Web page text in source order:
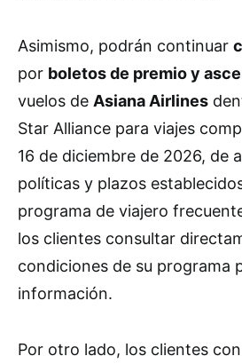
Asimismo, podrán continuar
por boletos de premio y
vuelos de Asiana Airlines
Star Alliance para viajes
16 de diciembre de 2026, de
políticas y plazos
programa de viajero
los clientes consultar
condiciones de su programa
información.
Por otro lado, los clientes